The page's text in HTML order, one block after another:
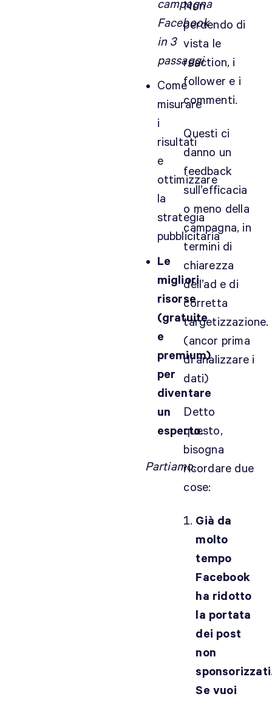
campagna
Facebook
in 3
passaggi
Come
misurare
i
risultati
e
ottimizzare
la
strategia
pubblicitaria
Le
migliori
risorse
(gratuite
e
premium)
per
diventare
un
esperto.
Partiamo.
Non
perdendo di
vista le
reaction, i
follower e i
commenti.
Questi ci
danno un
feedback
sull’efficacia
o meno della
campagna, in
termini di
chiarezza
dell’ad e di
corretta
targetizzazione.
(ancor prima
di analizzare i
dati)
Detto
questo,
bisogna
ricordare due
cose:
Già da
molto
tempo
Facebook
ha ridotto
la portata
dei post
non
Se vuoi